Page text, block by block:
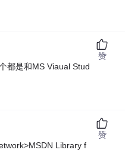
都是和MS Viaual Stud
赞
Library f
赞